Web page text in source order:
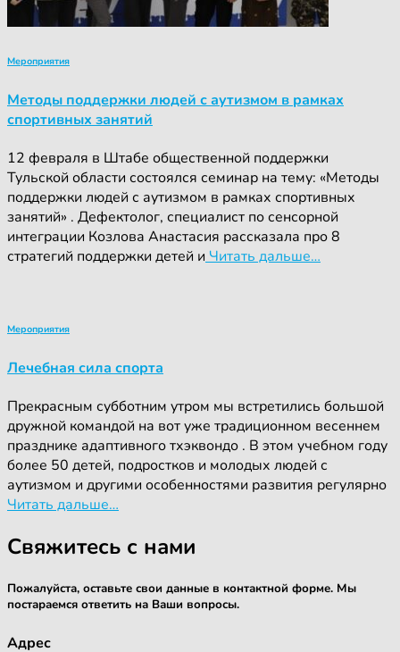
Мероприятия
Методы поддержки людей с аутизмом в рамках
спортивных занятий
12 февраля в Штабе общественной поддержки
Тульской области состоялся семинар на тему: «Методы
поддержки людей с аутизмом в рамках спортивных
занятий» . Дефектолог, специалист по сенсорной
интеграции Козлова Анастасия рассказала про 8
стратегий поддержки детей и Читать дальше…
Мероприятия
Лечебная сила спорта
Прекрасным субботним утром мы встретились большой
дружной командой на вот уже традиционном весеннем
празднике адаптивного тхэквондо . В этом учебном году
более 50 детей, подростков и молодых людей с
аутизмом и другими особенностями развития регулярно
Читать дальше…
Свяжитесь с нами
Пожалуйста, оставьте свои данные в контактной форме. Мы
постараемся ответить на Ваши вопросы.
Адрес